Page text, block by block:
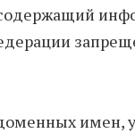
имен,